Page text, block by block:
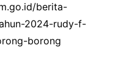
berita-
2024-rudy-f-
borong